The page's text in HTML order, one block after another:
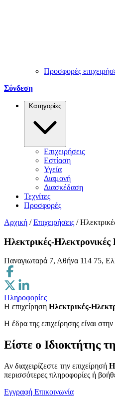
Προσφορές
Σύνδεση
Κατηγορίες
Επιχειρήσεις
Εστίαση
Υγεία
Διαμονή
Διασκέδαση
Τεχνίτες
Προσφορές
Αρχική / Επιχειρήσεις /
Ηλεκτρικές-
Παναγιωταρά 7, Αθήνα 114 75,
Πληροφορίες
Η επιχείρηση Ηλεκτρικές-
H έδρα της επιχείρησης είναι
Είστε ο Ιδιοκτήτης
Αν διαχειρίζεστε την επιχείρησή
περισσότερες πληροφορίες ή
Εγγραφή Επικοινωνία